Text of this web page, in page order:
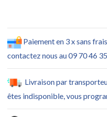
Paiement en 3 x sans
contactez nous au 09 70 46
Livraison par
êtes indisponible, vous